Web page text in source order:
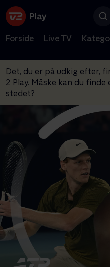
Forside Live TV
Det, du er på udkig efter,
2 Play. Måske kan du
stedet?